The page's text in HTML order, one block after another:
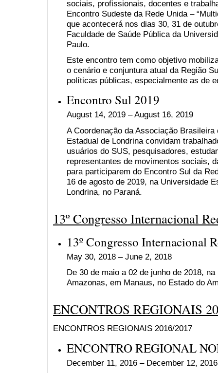
sociais, profissionais, docentes e
Encontro Sudeste da Rede Unida –
que acontecerá nos dias 30, 31 de
Faculdade de Saúde Pública da
Paulo.
Este encontro tem como objetivo
o cenário e conjuntura atual da Região
políticas públicas, especialmente as de
Encontro Sul 2019
August 14, 2019 – August 16, 2019
A Coordenação da Associação
Estadual de Londrina convidam
usuários do SUS, pesquisadores,
representantes de movimentos sociais,
para participarem do Encontro Sul da
16 de agosto de 2019, na Universidade
Londrina, no Paraná.
13º Congresso Internacional
13º Congresso Internacional
May 30, 2018 – June 2, 2018
De 30 de maio a 02 de junho de 2018,
Amazonas, em Manaus, no Estado do
ENCONTROS REGIONAIS
ENCONTROS REGIONAIS 2016/2017
ENCONTRO REGIONAL
December 11, 2016 – December 12, 2016